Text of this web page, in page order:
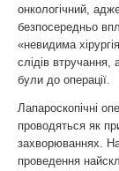
онкологічний,
безпосередньо
«невидима
слідів
були до операції.
Лапароскопічні
проводяться як
захворюваннях.
проведення